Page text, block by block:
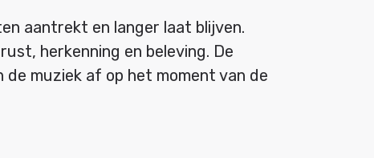
aantrekt en langer laat blijven.
herkenning en beleving. De
muziek af op het moment van de